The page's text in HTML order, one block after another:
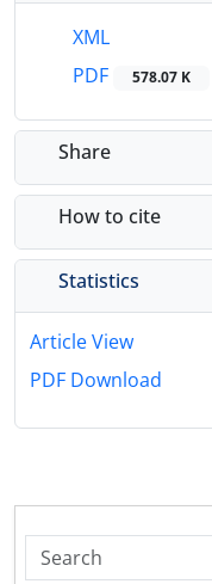
XML
PDF
578.07 K
Share
How to cite
Statistics
Article View
PDF Download